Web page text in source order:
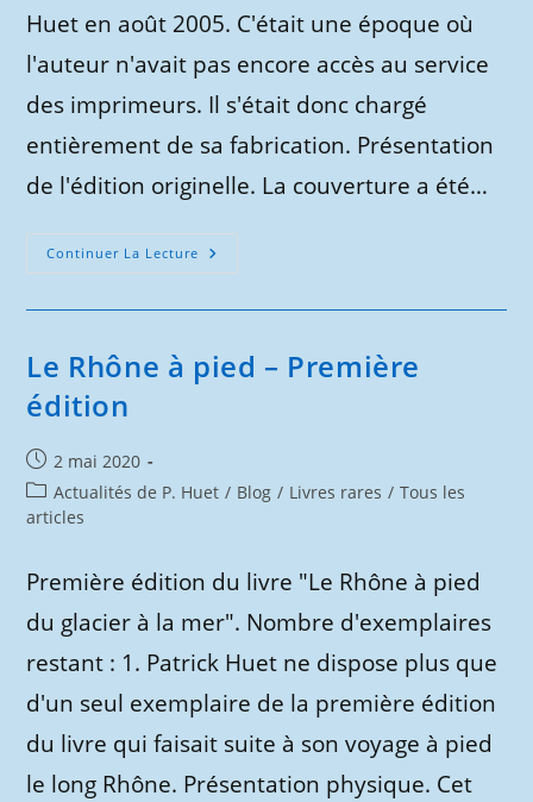
Huet en août 2005. C'était une époque où
l'auteur n'avait pas encore accès au service
des imprimeurs. Il s'était donc chargé
entièrement de sa fabrication. Présentation
de l'édition originelle. La couverture a été…
Continuer La Lecture Le
Distique
Édition
Le Rhône à pied – Première
édition
Publication
publiée :
2 mai 2020
Post
category:
Actualités de P. Huet / Blog / Livres rares / Tous les
articles
Première édition du livre "Le Rhône à pied
du glacier à la mer". Nombre d'exemplaires
restant : 1. Patrick Huet ne dispose plus que
d'un seul exemplaire de la première édition
du livre qui faisait suite à son voyage à pied
le long Rhône. Présentation physique. Cet